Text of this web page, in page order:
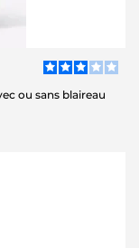
ou sans blaireau